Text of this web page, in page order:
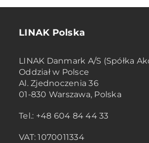
LINAK Polska
LINAK Danmark A/S (Spółka
Oddział w Polsce
Al. Zjednoczenia 36
01-830 Warszawa, Polska
Tel.: +48 604 84 44 33
VAT: 1070011334